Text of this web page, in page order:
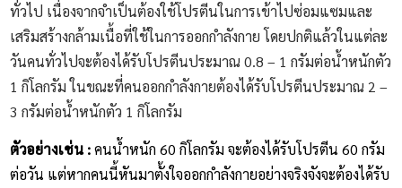
ทั่วไป เนื่องจากจำเป็นต้องใช้โปรตีนในการเข้าไปซ่อมแซมและ
เสริมสร้างกล้ามเนื้อที่ใช้ในการออกกำลังกาย โดยปกติแล้วในแต่ละ
วันคนทั่วไปจะต้องได้รับโปรตีนประมาณ 0.8 – 1 กรัมต่อน้ำหนักตัว
1 กิโลกรัม ในขณะที่คนออกกำลังกายต้องได้รับโปรตีนประมาณ 2 –
3 กรัมต่อน้ำหนักตัว 1 กิโลกรัม
ตัวอย่างเช่น :คนน้ำหนัก 60 กิโลกรัม จะต้องได้รับโปรตีน 60 กรัม
ต่อวัน แต่หากคนนี้หันมาตั้งใจออกกำลังกายอย่างจริงจังจะต้องได้รับ